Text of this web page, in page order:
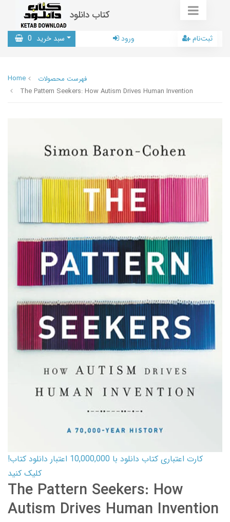
کتاب دانلود
سبد خرید 0 ورود ثبت‌نام
Home
فهرست محصولات
The Pattern Seekers: How Autism Drives Human Invention
کارت اعتباری کتاب دانلود با 10,000,000 اعتبار دانلود کتاب!
کلیک کنید
The Pattern Seekers: How
Autism Drives Human Invention